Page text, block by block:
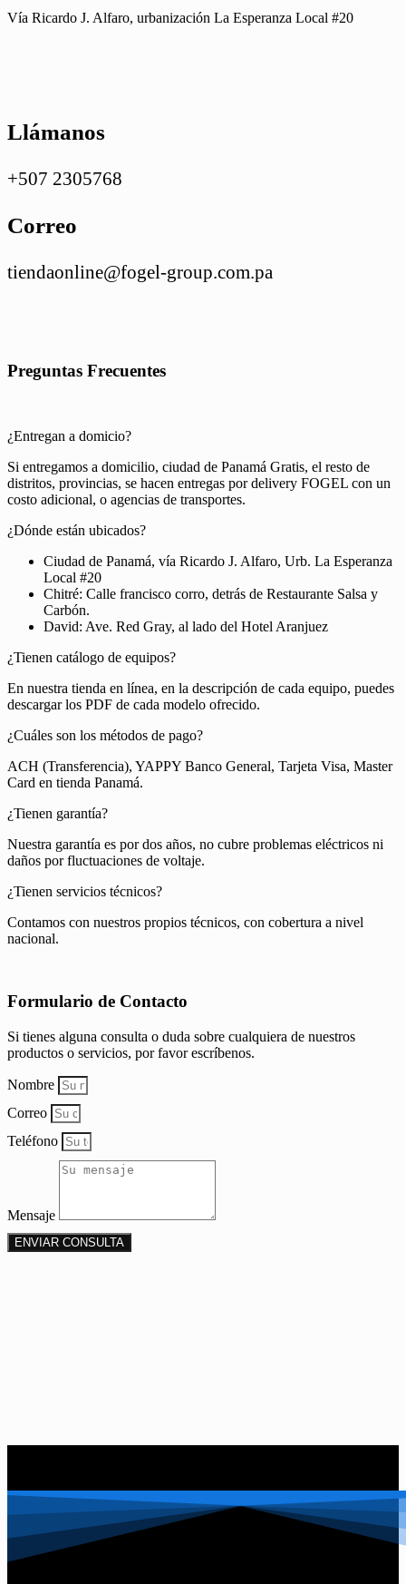
Vía Ricardo J. Alfaro, urbanización La Esperanza Local #20
Llámanos
+507 2305768
Correo
tiendaonline@fogel-group.com.pa
Preguntas Frecuentes
¿Entregan a domicio?
Si entregamos a domicilio, ciudad de Panamá Gratis, el resto de
distritos, provincias, se hacen entregas por delivery FOGEL con un
costo adicional, o agencias de transportes.
¿Dónde están ubicados?
Ciudad de Panamá, vía Ricardo J. Alfaro, Urb. La Esperanza
Local #20
Chitré: Calle francisco corro, detrás de Restaurante Salsa y
Carbón.
David: Ave. Red Gray, al lado del Hotel Aranjuez
¿Tienen catálogo de equipos?
En nuestra tienda en línea, en la descripción de cada equipo, puedes
descargar los PDF de cada modelo ofrecido.
¿Cuáles son los métodos de pago?
ACH (Transferencia), YAPPY Banco General, Tarjeta Visa, Master
Card en tienda Panamá.
¿Tienen garantía?
Nuestra garantía es por dos años, no cubre problemas eléctricos ni
daños por fluctuaciones de voltaje.
¿Tienen servicios técnicos?
Contamos con nuestros propios técnicos, con cobertura a nivel
nacional.
Formulario de Contacto
Si tienes alguna consulta o duda sobre cualquiera de nuestros
productos o servicios, por favor escríbenos.
Nombre
Correo
Teléfono
Mensaje
ENVIAR CONSULTA